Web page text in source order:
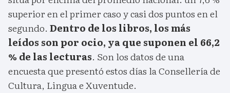
superior en el primer caso y casi dos puntos en el
segundo. Dentro de los libros, los más
leídos son por ocio, ya que suponen el 66,2
% de las lecturas. Son los datos de una
encuesta que presentó estos días la Consellería de
Cultura, Lingua e Xuventude.